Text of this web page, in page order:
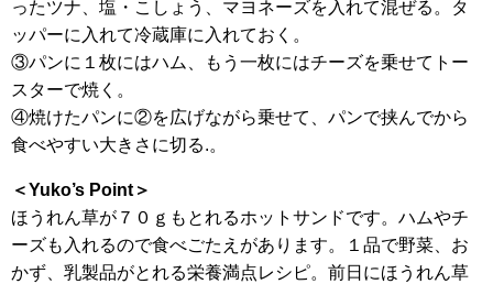
ったツナ、塩・こしょう、マヨネーズを入れて混ぜる。タ
ッパーに入れて冷蔵庫に入れておく。
③パンに１枚にはハム、もう一枚にはチーズを乗せてトー
スターで焼く。
④焼けたパンに②を広げながら乗せて、パンで挟んでから
食べやすい大きさに切る.。
＜Yuko’s Point＞
ほうれん草が７０ｇもとれるホットサンドです。ハムやチ
ーズも入れるので食べごたえがあります。１品で野菜、お
かず、乳製品がとれる栄養満点レシピ。前日にほうれん草